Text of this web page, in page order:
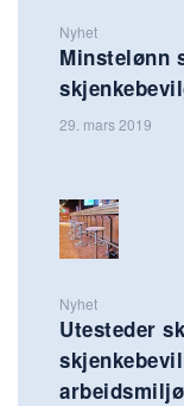
Nyhet
Minstelønn
29. mars 2019
Nyhet
Utesteder